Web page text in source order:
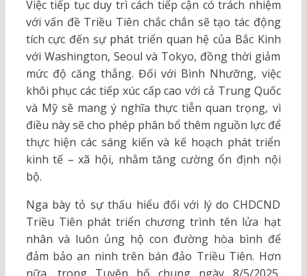
Việc tiếp tục duy trì cách tiếp cận có trách nhiệm
với vấn đề Triều Tiên chắc chắn sẽ tạo tác động
tích cực đến sự phát triển quan hệ của Bắc Kinh
với Washington, Seoul và Tokyo, đồng thời giảm
mức độ căng thẳng. Đối với Bình Nhưỡng, việc
khôi phục các tiếp xúc cấp cao với cả Trung Quốc
và Mỹ sẽ mang ý nghĩa thực tiễn quan trọng, vì
điều này sẽ cho phép phân bổ thêm nguồn lực để
thực hiện các sáng kiến và kế hoạch phát triển
kinh tế – xã hội, nhằm tăng cường ổn định nội
bộ.
Nga bày tỏ sự thấu hiểu đối với lý do CHDCND
Triều Tiên phát triển chương trình tên lửa hạt
nhân và luôn ủng hộ con đường hòa bình để
đảm bảo an ninh trên bán đảo Triều Tiên. Hơn